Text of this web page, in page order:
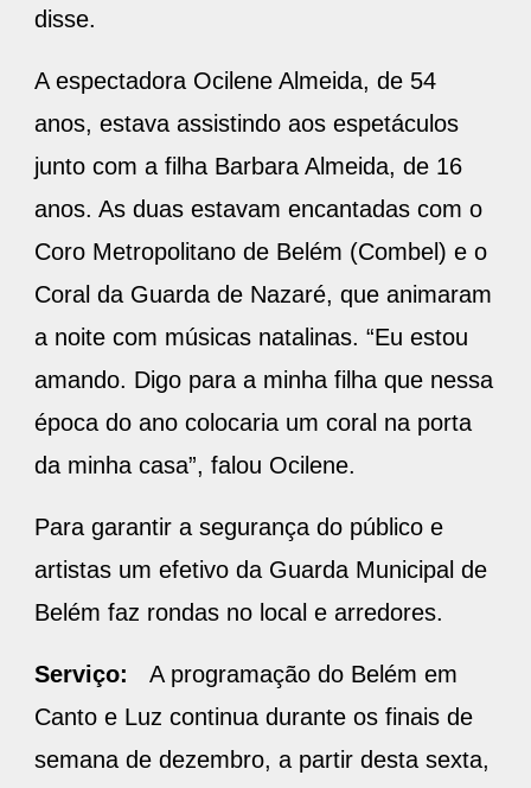
disse.
A espectadora Ocilene Almeida, de 54
anos, estava assistindo aos espetáculos
junto com a filha Barbara Almeida, de 16
anos. As duas estavam encantadas com o
Coro Metropolitano de Belém (Combel) e o
Coral da Guarda de Nazaré, que animaram
a noite com músicas natalinas. “Eu estou
amando. Digo para a minha filha que nessa
época do ano colocaria um coral na porta
da minha casa”, falou Ocilene.
Para garantir a segurança do público e
artistas um efetivo da Guarda Municipal de
Belém faz rondas no local e arredores.
Serviço: A programação do Belém em
Canto e Luz continua durante os finais de
semana de dezembro, a partir desta sexta,